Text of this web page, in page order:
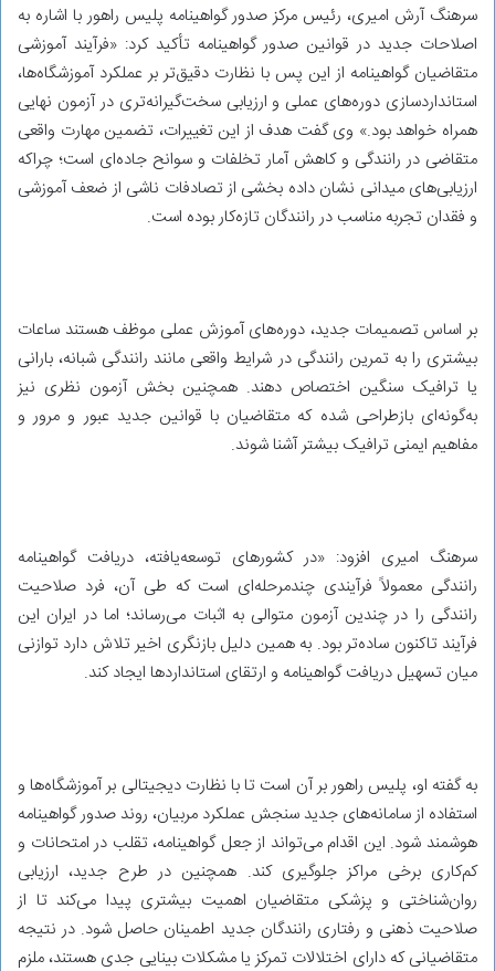
سرهنگ آرش امیری، رئیس مرکز صدور گواهینامه پلیس راهور با اشاره به
اصلاحات جدید در قوانین صدور گواهینامه تأکید کرد: «فرآیند آموزشی
متقاضیان گواهینامه از این پس با نظارت دقیق‌تر بر عملکرد آموزشگاه‌ها،
استانداردسازی دوره‌های عملی و ارزیابی سخت‌گیرانه‌تری در آزمون نهایی
همراه خواهد بود.» وی گفت هدف از این تغییرات، تضمین مهارت واقعی
متقاضی در رانندگی و کاهش آمار تخلفات و سوانح جاده‌ای است؛ چراکه
ارزیابی‌های میدانی نشان داده بخشی از تصادفات ناشی از ضعف آموزشی
و فقدان تجربه مناسب در رانندگان تازه‌کار بوده است.
بر اساس تصمیمات جدید، دوره‌های آموزش عملی موظف‌ هستند ساعات
بیشتری را به تمرین رانندگی در شرایط واقعی مانند رانندگی شبانه، بارانی
یا ترافیک سنگین اختصاص دهند. همچنین بخش آزمون نظری نیز
به‌گونه‌ای بازطراحی شده که متقاضیان با قوانین جدید عبور و مرور و
مفاهیم ایمنی ترافیک بیشتر آشنا شوند.
سرهنگ امیری افزود: «در کشورهای توسعه‌یافته، دریافت گواهینامه
رانندگی معمولاً فرآیندی چندمرحله‌ای است که طی آن، فرد صلاحیت
رانندگی را در چندین آزمون متوالی به اثبات می‌رساند؛ اما در ایران این
فرآیند تاکنون ساده‌تر بود. به همین دلیل بازنگری اخیر تلاش دارد توازنی
میان تسهیل دریافت گواهینامه و ارتقای استانداردها ایجاد کند.
به گفته او، پلیس راهور بر آن است تا با نظارت دیجیتالی بر آموزشگاه‌ها و
استفاده از سامانه‌های جدید سنجش عملکرد مربیان، روند صدور گواهینامه
هوشمند شود. این اقدام می‌تواند از جعل گواهینامه، تقلب در امتحانات و
کم‌کاری برخی مراکز جلوگیری کند. همچنین در طرح جدید، ارزیابی
روان‌شناختی و پزشکی متقاضیان اهمیت بیشتری پیدا می‌کند تا از
صلاحیت ذهنی و رفتاری رانندگان جدید اطمینان حاصل شود. در نتیجه
متقاضیانی که دارای اختلالات تمرکز یا مشکلات بینایی جدی هستند، ملزم